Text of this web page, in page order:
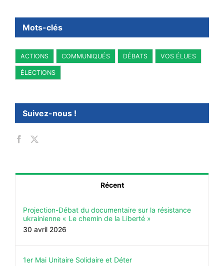
Mots-clés
ACTIONS COMMUNIQUÉS DÉBATS VOS ÉLUES
ÉLECTIONS
Suivez-nous !
Récent
Projection-Débat du documentaire sur la résistance
ukrainienne « Le chemin de la Liberté »
30 avril 2026
1er Mai Unitaire Solidaire et Déter